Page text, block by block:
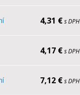
4,31 € s DPH
4,17 € s DPH
7,12 € s DPH